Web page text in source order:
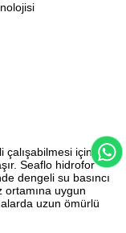
çalışabilmesi için
Seaflo hidrofor
dengeli su basıncı
ortamına uygun
uzun ömürlü